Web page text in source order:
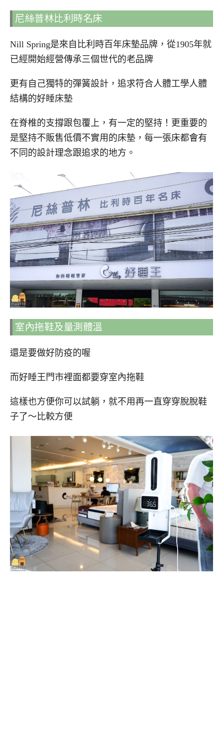
尼絲普林比利時名床
Nill Spring是來自比利時百年床墊品牌，從1905年就
已經開始經營傳承三個世代的老品牌
更有自己獨特的彈簧設計，追求符合人體工學人體
結構的好睡床墊
在脊椎的支撐跟包覆上，有一定的堅持！更重要的
是堅持不販售低價不實用的床墊，每一張床都會有
不同的設計理念跟追求的地方。
室內拖鞋及量測體溫
還是要做好防疫的喔
而好睡王門市裡面都要穿室內拖鞋
這樣也方便你可以試躺，就不用再一直穿穿脫脫鞋
子了～比較方便